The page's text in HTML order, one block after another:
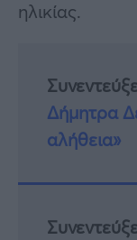
ηλικίας.
Δήμητρα
αλήθεια»